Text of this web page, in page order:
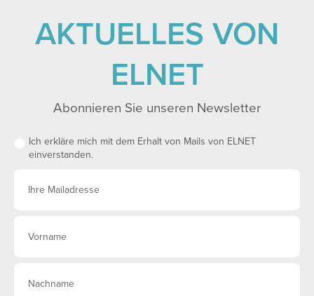
AKTUELLES VON
ELNET
Abonnieren Sie unseren Newsletter
Ich erkläre mich mit dem Erhalt von Mails von ELNET
einverstanden.